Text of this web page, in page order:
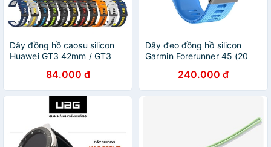
Dây đồng hồ caosu silicon
Huawei GT3 42mm / GT3
84.000 đ
Dây đeo đồng hồ silicon
Garmin Forerunner 45 (20
240.000 đ